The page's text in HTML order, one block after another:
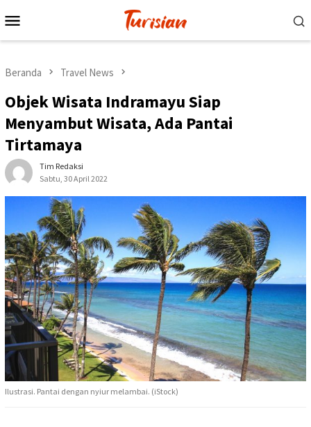
ke
Mobile
Beranda Travel News
Objek Wisata Indramayu Siap
Menyambut Wisata, Ada Pantai
Tirtamaya
Tim Redaksi
Sabtu, 30 April 2022
Ilustrasi. Pantai dengan nyiur melambai. (iStock)